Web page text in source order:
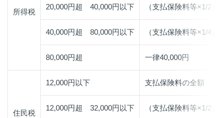
所得税
20,000円超 40,000円以下 （支払保険料等×1/2）
40,000円超 80,000円以下 （支払保険料等×1/4）
80,000円超 一律40,000円
住民税
12,000円以下 支払保険料の全額
12,000円超 32,000円以下 （支払保険料等×1/2）